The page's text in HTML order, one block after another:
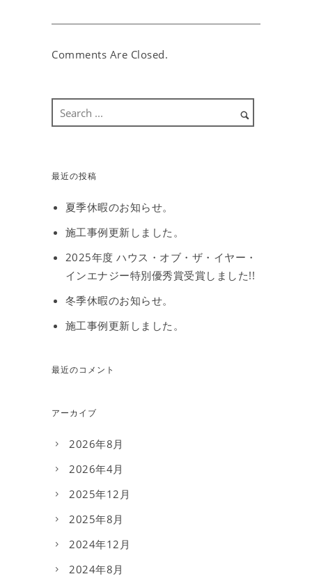
Comments Are Closed.
最近の投稿
夏季休暇のお知らせ。
施工事例更新しました。
2025年度 ハウス・オブ・ザ・イヤー・
インエナジー特別優秀賞受賞しました!!
冬季休暇のお知らせ。
施工事例更新しました。
最近のコメント
アーカイブ
2026年8月
2026年4月
2025年12月
2025年8月
2024年12月
2024年8月